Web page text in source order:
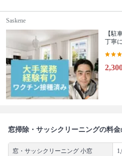
Saskene
【駐
丁寧
窓掃除・サッシクリーニングの料
窓・サッシクリーニング 小窓